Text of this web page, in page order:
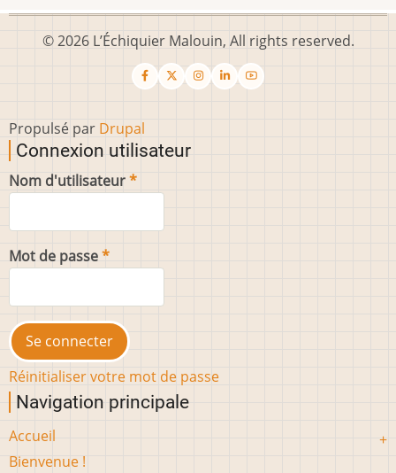
© 2026 L’Échiquier Malouin, All rights reserved.
Propulsé par Drupal
Connexion utilisateur
Nom d'utilisateur
Mot de passe
Réinitialiser votre mot de passe
Navigation principale
Accueil
Bienvenue !